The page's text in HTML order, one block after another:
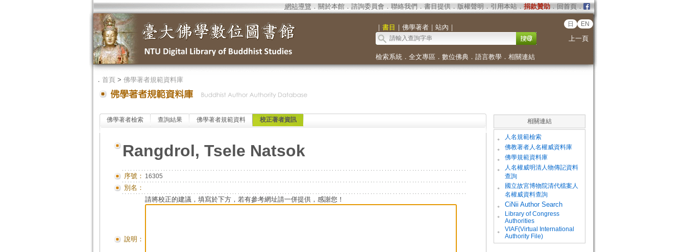
網站導覽 ． 關於本館． 諮詢委員會． 聯絡我們 ． 書目提供． 版權聲明 ． 引用本站． 捐款贊助．回首頁．
｜ 書目 ｜ 佛學著者｜ 站內 ｜ 日 EN
上一頁
檢索系統． 全文專區 ． 數位佛典． 語言教學． 相關連結
． 首頁> 佛學著者規範資料庫
佛學著者檢索 查詢結果 佛學著者規範資料 校正著者資訊
Rangdrol, Tsele Natsok
序號： 16305
別名：
說明：
請將校正的建議，填寫於下方，若有參考網址請一併提供，感謝您！
相關連結
。 人名規範檢索
。 佛教著者人名權威資料庫
。 佛學規範資料庫
。
人名權威明清人物傳記資料
查詢
。
國立故宮博物院清代檔案人
名權威資料查詢
。
CiNii Author Search
。
Library of Congress
Authorities
。
VIAF(Virtual International
Authority File)